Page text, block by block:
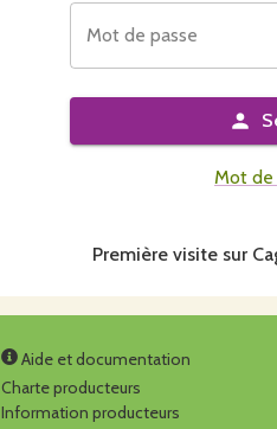
Mot de passe
Mot de
Première visite sur
Aide et documentation
Charte producteurs
Information producteurs